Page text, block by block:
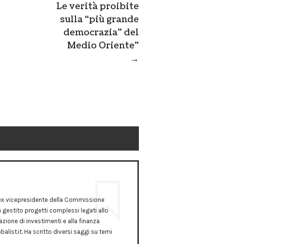
Le verità proibite
sulla “più grande
democrazia” del
Medio Oriente”
→
vicepresidente della Commissione
gestito progetti complessi legati allo
di investimenti e alla finanza
Ha scritto diversi saggi su temi